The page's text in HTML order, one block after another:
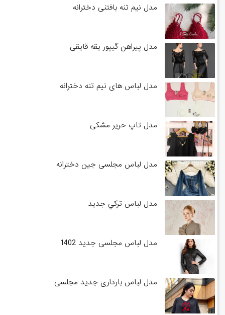
مدل نیم تنه بافتنی دخترانه
مدل پیراهن گیپور یقه قایقی
مدل لباس های نیم تنه دخترانه
مدل تاپ حریر مشکی
مدل لباس مجلسی جین دخترانه
مدل لباس تركي جديد
مدل لباس مجلسی جدید 1402
مدل لباس بارداری جدید مجلسی